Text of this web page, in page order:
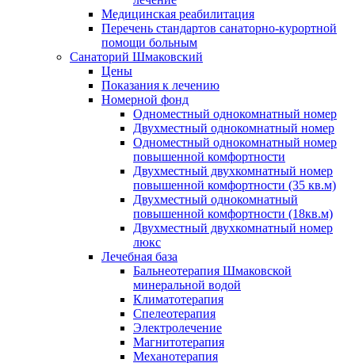
Медицинская реабилитация
Перечень стандартов санаторно-курортной
помощи больным
Санаторий Шмаковский
Цены
Показания к лечению
Номерной фонд
Одноместный однокомнатный номер
Двухместный однокомнатный номер
Одноместный однокомнатный номер
повышенной комфортности
Двухместный двухкомнатный номер
повышенной комфортности (35 кв.м)
Двухместный однокомнатный
повышенной комфортности (18кв.м)
Двухместный двухкомнатный номер
люкс
Лечебная база
Бальнеотерапия Шмаковской
минеральной водой
Климатотерапия
Спелеотерапия
Электролечение
Магнитотерапия
Механотерапия